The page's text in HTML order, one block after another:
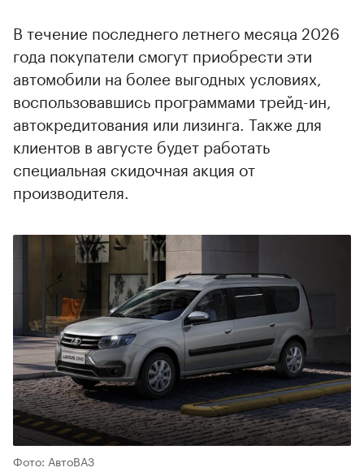
В течение последнего летнего месяца 2026
года покупатели смогут приобрести эти
автомобили на более выгодных условиях,
воспользовавшись программами трейд-ин,
автокредитования или лизинга. Также для
клиентов в августе будет работать
специальная скидочная акция от
производителя.
Фото: АвтоВАЗ